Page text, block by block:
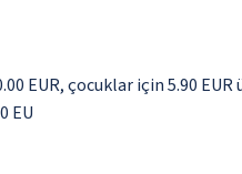
EUR, çocuklar için 5.90
EU